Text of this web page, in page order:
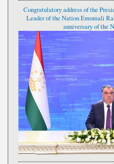
Congratulatory address of the
Leader of the Nation Emomali
anniversary of the